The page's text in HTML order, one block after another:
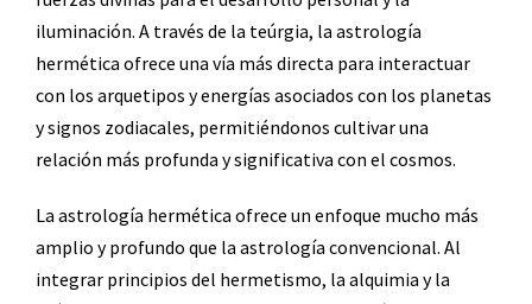
iluminación. A través de la teúrgia, la astrología
hermética ofrece una vía más directa para interactuar
con los arquetipos y energías asociados con los planetas
y signos zodiacales, permitiéndonos cultivar una
relación más profunda y significativa con el cosmos.
La astrología hermética ofrece un enfoque mucho más
amplio y profundo que la astrología convencional. Al
integrar principios del hermetismo, la alquimia y la